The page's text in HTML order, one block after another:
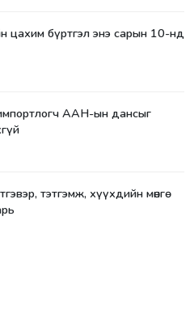
цахим бүртгэл энэ сарын 10-нд
ААН-ын дансыг
тэтгэмж, хүүхдийн мөнгө